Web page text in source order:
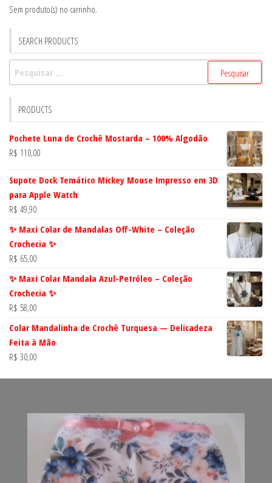
Sem produto(s) no carrinho.
SEARCH PRODUCTS
Pesquisar
por:
PRODUCTS
Pochete Luna de Crochê Mostarda – 100% Algodão
R$ 110,00
Supote Dock Temático Mickey Mouse Impresso em 3D
para Apple Watch
R$ 49,90
✨ Maxi Colar de Mandalas Off-White – Coleção
Crochecia ✨
R$ 65,00
✨ Maxi Colar Mandala Azul-Petróleo – Coleção
Crochecia ✨
R$ 58,00
Colar Mandalinha de Crochê Turquesa — Delicadeza
Feita à Mão
R$ 30,00